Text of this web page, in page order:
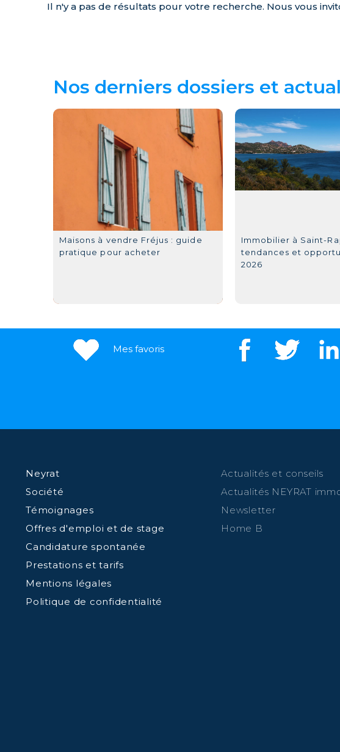
Il n'y a pas de résultats pour votre recherche. Nous vous
Nos derniers dossiers et
Maisons à vendre Fréjus : guide
pratique pour acheter
Immobilier à Saint-
tendances et
2026
Mes favoris
Neyrat
Société
Témoignages
Offres d'emploi et de stage
Candidature spontanée
Prestations et tarifs
Mentions légales
Politique de confidentialité
Actualités et conseils
Actualités NEYRAT
Newsletter
Home B